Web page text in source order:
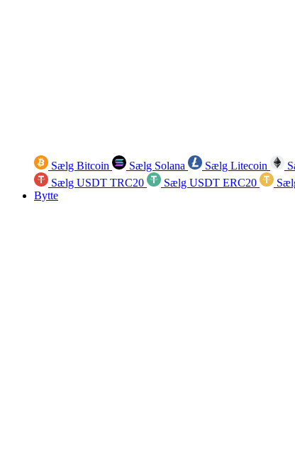
Sælg Bitcoin Sælg Solana Sælg Litecoin
Sælg USDT TRC20
Sælg USDT ERC20
Bytte